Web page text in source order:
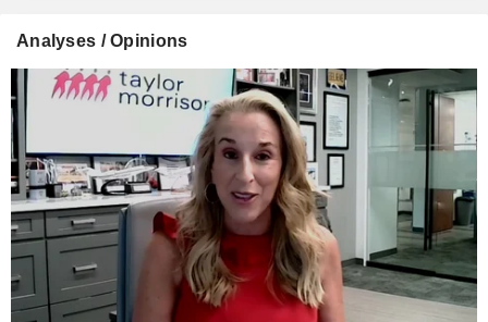
Analyses / Opinions